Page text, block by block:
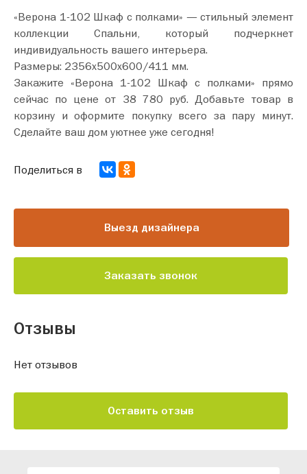
«Верона 1-102 Шкаф с полками» — стильный элемент
коллекции Спальни, который подчеркнет
индивидуальность вашего интерьера.
Размеры: 2356х500х600/411 мм.
Закажите «Верона 1-102 Шкаф с полками» прямо
сейчас по цене от 38 780 руб. Добавьте товар в
корзину и оформите покупку всего за пару минут.
Сделайте ваш дом уютнее уже сегодня!
Выезд дизайнера
Заказать звонок
Поделиться в
Отзывы
Нет отзывов
Оставить отзыв